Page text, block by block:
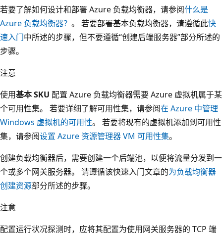
若要了解如何设计和部署 Azure 负载均衡器，请参阅什么是
Azure 负载均衡器？ 。 若要部署基本负载均衡器，请遵循此快
速入门中所述的步骤，但不要遵循“创建后端服务器”部分所述的
步骤。
注意
使用基本 SKU 配置 Azure 负载均衡器需要 Azure 虚拟机属于某
个可用性集。 若要详细了解可用性集，请参阅在 Azure 中管理
Windows 虚拟机的可用性。 若要将现有的虚拟机添加到可用性
集，请参阅设置 Azure 资源管理器 VM 可用性集。
创建负载均衡器后，需要创建一个后端池，以便将流量分发到一
个或多个网关服务器。 请遵循该快速入门文章的为负载均衡器
创建资源部分所述的步骤。
注意
配置运行状况探测时，应将其配置为使用网关服务器的 TCP 端